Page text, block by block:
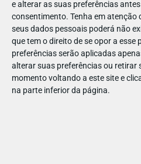
e alterar as suas preferências
consentimento. Tenha em atenção
seus dados pessoais poderá não
que tem o direito de se opor a esse
preferências serão aplicadas
alterar suas preferências ou retirar
momento voltando a este site e
na parte inferior da página.